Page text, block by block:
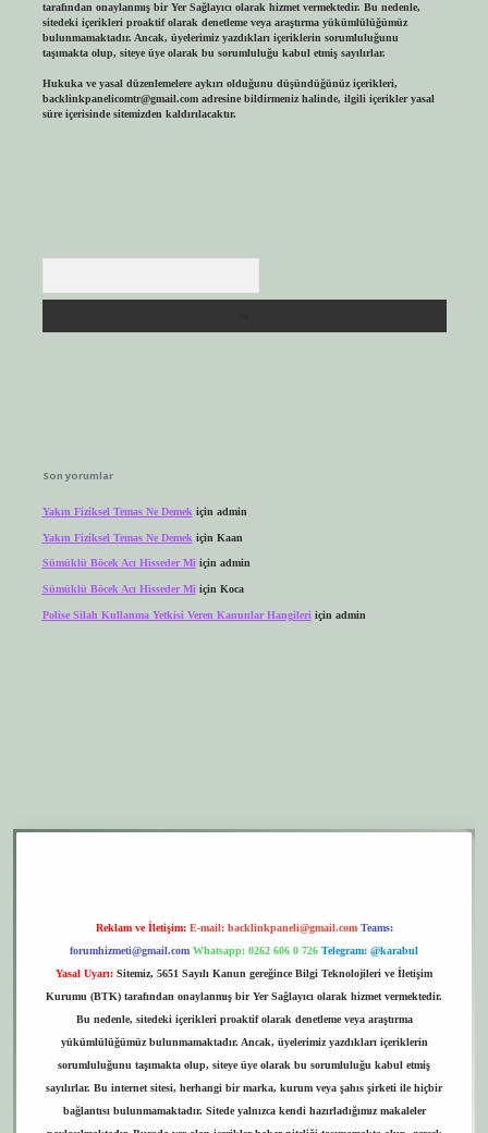
tarafından onaylanmış bir Yer Sağlayıcı olarak hizmet vermektedir. Bu nedenle,
sitedeki içerikleri proaktif olarak denetleme veya araştırma yükümlülüğümüz
bulunmamaktadır. Ancak, üyelerimiz yazdıkları içeriklerin sorumluluğunu
taşımakta olup, siteye üye olarak bu sorumluluğu kabul etmiş sayılırlar.
Hukuka ve yasal düzenlemelere aykırı olduğunu düşündüğünüz içerikleri,
backlinkpanelicomtr@gmail.comadresine bildirmeniz halinde, ilgili içerikler yasal
süre içerisinde sitemizden kaldırılacaktır.
Son yorumlar
Yakın Fiziksel Temas Ne Demek için admin
Yakın Fiziksel Temas Ne Demek için Kaan
Sümüklü Böcek Acı Hisseder Miiçin admin
Sümüklü Böcek Acı Hisseder Mi için Koca
Polise Silah Kullanma Yetkisi Veren Kanunlar Hangileri için admin
Reklam ve İletişim: E-mail: backlinkpaneli@gmail.com Teams:
forumhizmeti@gmail.com Whatsapp: 0262 606 0 726 Telegram: @karabul
Yasal Uyarı: Sitemiz, 5651 Sayılı Kanun gereğince Bilgi Teknolojileri ve İletişim
Kurumu (BTK) tarafından onaylanmış bir Yer Sağlayıcı olarak hizmet vermektedir.
Bu nedenle, sitedeki içerikleri proaktif olarak denetleme veya araştırma
yükümlülüğümüz bulunmamaktadır. Ancak, üyelerimiz yazdıkları içeriklerin
sorumluluğunu taşımakta olup, siteye üye olarak bu sorumluluğu kabul etmiş
sayılırlar. Bu internet sitesi, herhangi bir marka, kurum veya şahıs şirketi ile hiçbir
bağlantısı bulunmamaktadır. Sitede yalnızca kendi hazırladığımız makaleler